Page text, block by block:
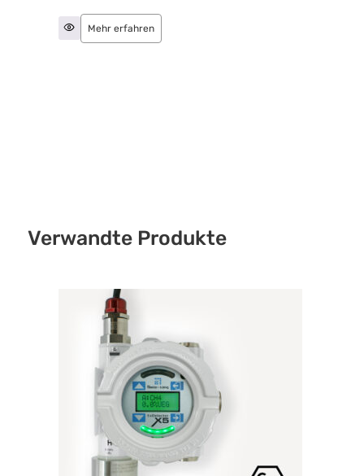
Mehr erfahren
Verwandte Produkte